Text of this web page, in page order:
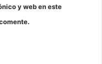
y web en este